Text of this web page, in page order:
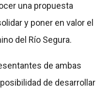
una propuesta
y poner en valor el
del Río Segura.
de ambas
de desarrollar